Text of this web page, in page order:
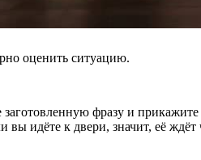
оценить ситуацию.
фразу и
идёте к двери, значит, её ждёт